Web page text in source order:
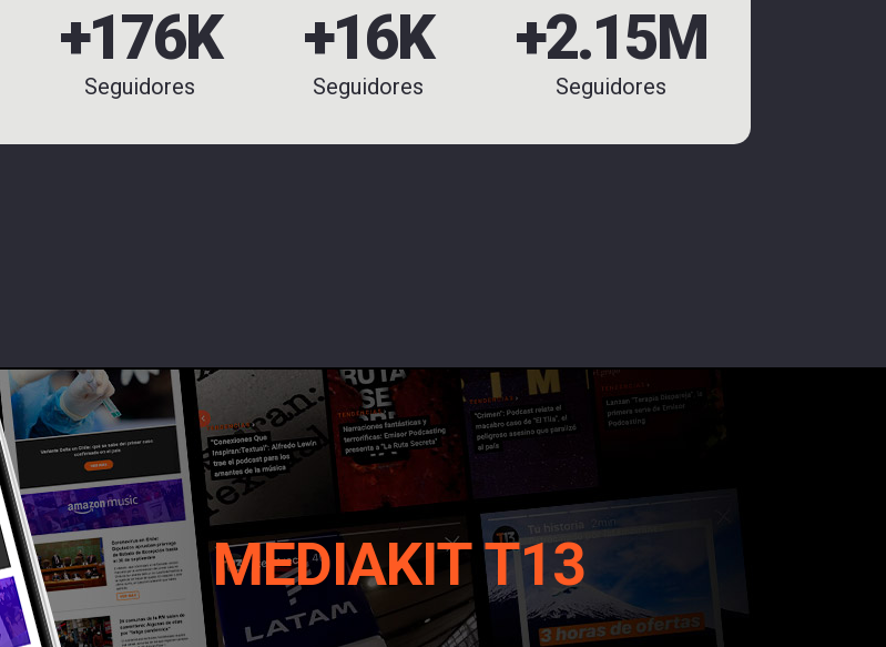
+176K
Seguidores
+16K
Seguidores
+2.15M
Seguidores
MEDIAKIT T13